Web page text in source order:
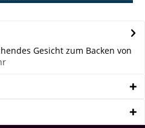
Gesicht zum Backen von